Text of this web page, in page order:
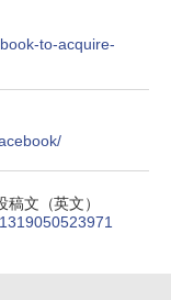
to-acquire-
文（英文）